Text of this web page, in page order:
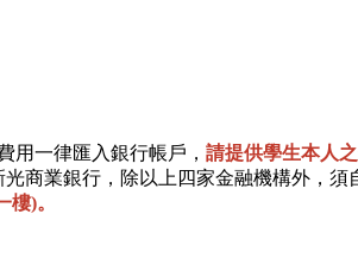
用一律匯入銀行帳戶， 請提供學生本人
商業銀行，除以上四家金融機構外，須
)。